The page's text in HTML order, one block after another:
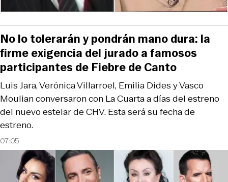
07:05
Luis Jara, Verónica Villarroel, Emilia Dides y Vasco
Moulian conversaron con La Cuarta a días del estreno
del nuevo estelar de CHV. Esta será su fecha de
estreno.
No lo tolerarán y pondrán mano dura: la
firme exigencia del jurado a famosos
participantes de Fiebre de Canto